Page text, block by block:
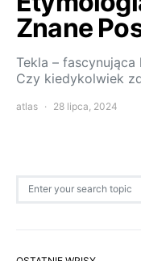
Znane
Tekla –
Czy kiedykolwiek
atlas 28 lipca, 2024